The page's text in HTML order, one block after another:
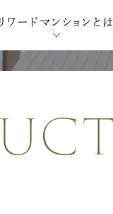
ワードマンションとは